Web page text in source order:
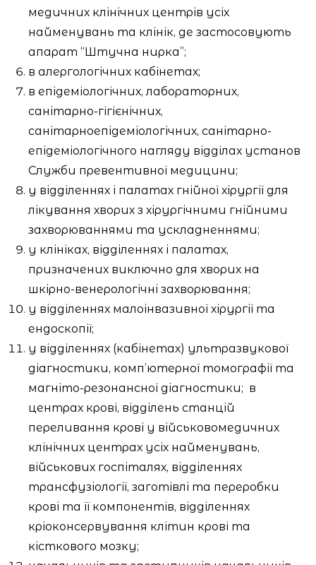
медичних клінічних центрів усіх
найменувань та клінік, де застосовують
апарат “Штучна нирка”;
в алергологічних кабінетах;
в епідеміологічних, лабораторних,
санітарно-гігієнічних,
санітарноепідеміологічних, санітарно-
епідеміологічного нагляду відділах установ
Служби превентивної медицини;
у відділеннях і палатах гнійної хірургії для
лікування хворих з хірургічними гнійними
захворюваннями та ускладненнями;
у клініках, відділеннях і палатах,
призначених виключно для хворих на
шкірно-венерологічні захворювання;
у відділеннях малоінвазивної хірургії та
ендоскопії;
у відділеннях (кабінетах) ультразвукової
діагностики, комп’ютерної томографії та
магніто-резонансної діагностики; в
центрах крові, відділень станцій
переливання крові у військовомедичних
клінічних центрах усіх найменувань,
військових госпіталях, відділеннях
трансфузіології, заготівлі та переробки
крові та її компонентів, відділеннях
кріоконсервування клітин крові та
кісткового мозку;